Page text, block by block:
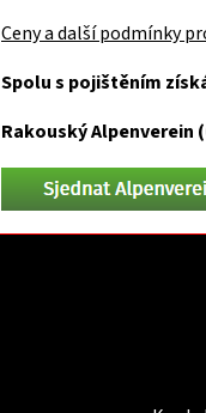
Ceny a další podmínky
Spolu s pojištěním
Rakouský Alpenverein